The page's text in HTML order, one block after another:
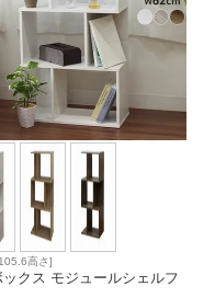
高さ]
ックス モジュールシェルフ